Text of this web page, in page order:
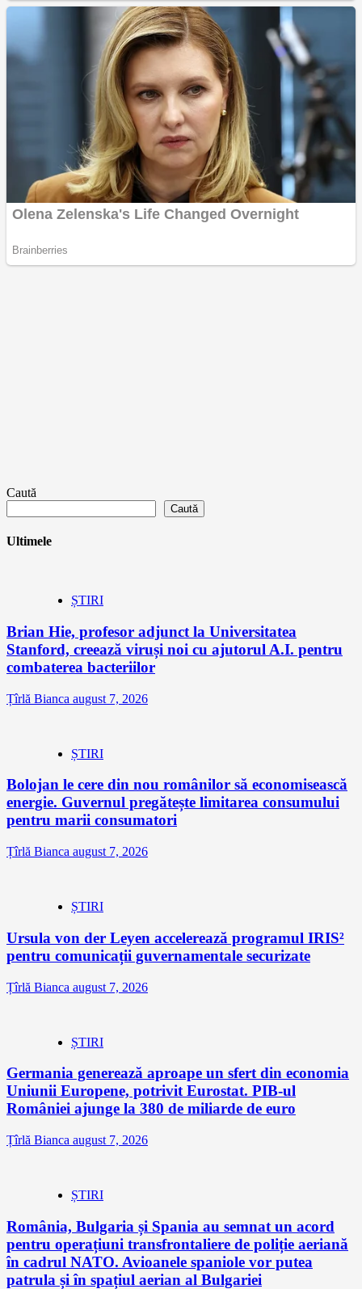
Caută
Caută
Ultimele
ȘTIRI
Brian Hie, profesor adjunct la Universitatea
Stanford, creează viruși noi cu ajutorul A.I. pentru
combaterea bacteriilor
Țîrlă Bianca august 7, 2026
ȘTIRI
Bolojan le cere din nou românilor să economisească
energie. Guvernul pregătește limitarea consumului
pentru marii consumatori
Țîrlă Bianca august 7, 2026
ȘTIRI
Ursula von der Leyen accelerează programul IRIS²
pentru comunicații guvernamentale securizate
Țîrlă Bianca august 7, 2026
ȘTIRI
Germania generează aproape un sfert din economia
Uniunii Europene, potrivit Eurostat. PIB-ul
României ajunge la 380 de miliarde de euro
Țîrlă Bianca august 7, 2026
ȘTIRI
România, Bulgaria și Spania au semnat un acord
pentru operațiuni transfrontaliere de poliție aeriană
în cadrul NATO. Avioanele spaniole vor putea
patrula și în spațiul aerian al Bulgariei